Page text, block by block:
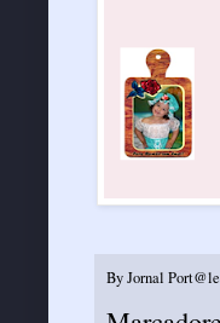
ByJornal